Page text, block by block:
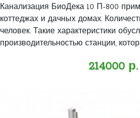
Канализация БиоДека 10 П-800
коттеджах и дачных домах.
человек. Такие характеристики
производительностью станции,
214000 р.